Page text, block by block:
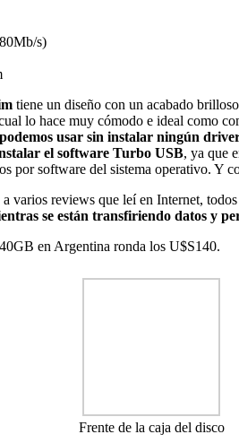
s)
tiene un diseño con un acabado
lo hace muy cómodo e ideal como
usar sin instalar ningún
el software Turbo USB, ya que
por software del sistema operativo. Y
varios reviews que leí en Internet,
se están transfiriendo datos y
en Argentina ronda los U$S140.
Frente de la caja del disco